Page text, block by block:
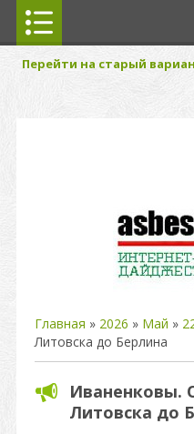
Перейти на старый
Главная » 2026 » Май »
Литовска до Берлина
Иваненковы.
Литовска до